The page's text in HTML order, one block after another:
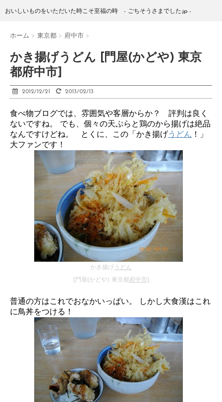
おいしいものをいただいた時こそ至福の時 - ごちそうさまでした.jp -
ホーム > 東京都 > 府中市 >
かき揚げうどん [門屋(かどや) 東京
都府中市]
2012/12/21 2013/02/13
食べ物ブログでは、雰囲気や客層からか？ 評判は良く
ないですね。 でも、個々の天ぷらと鶏のから揚げは絶品
なんですけどね。 とくに、この「かき揚げ うどん ！」
大ファンです！
かき揚げ うどん
[門屋(かどや) 東京都府中市
普通の方はこれでおなかいっぱい。 しかし大食漢はこれ
に鳥丼をつける！